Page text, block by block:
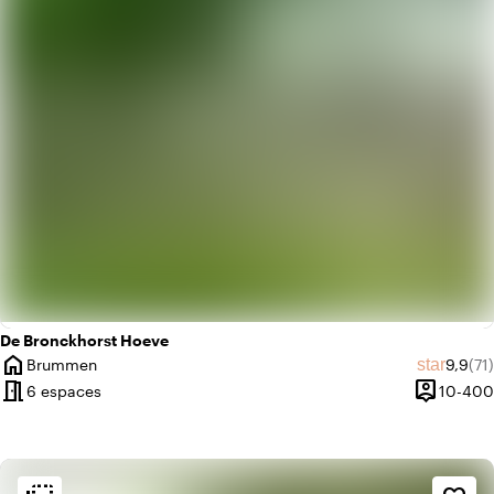
De Bronckhorst Hoeve
home
Ville
Brummen starNote
9,9(71)
meeting_room6 espaces person_pin
Capacité
10-400
Ambiance